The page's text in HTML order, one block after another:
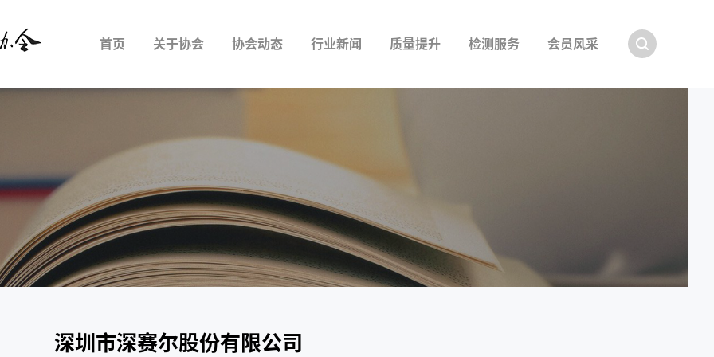
首页 关于协会 协会动态 行业新闻 质量提升 检测服务 会员风采
深圳市深赛尔股份有限公司